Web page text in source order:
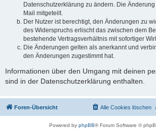
Datenschutzerklärung zu ändern. Die
Mail mitgeteilt.
Der Nutzer ist berechtigt, den Änderungen zu
des Widerspruchs erlischt das zwischen dem
bestehende Vertragsverhältnis mit sofortiger
Die Änderungen gelten als anerkannt und
den Änderungen zugestimmt hat.
Informationen über den Umgang mit deinen
sind in der Datenschutzerklärung enthalten.
Foren-Übersicht Alle Cookies löschen
Powered by phpBB® Forum Software ©